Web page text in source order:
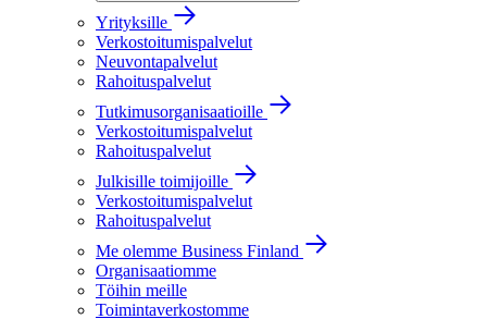
Yrityksille
Verkostoitumispalvelut
Neuvontapalvelut
Rahoituspalvelut
Tutkimusorganisaatioille
Verkostoitumispalvelut
Rahoituspalvelut
Julkisille toimijoille
Verkostoitumispalvelut
Rahoituspalvelut
Me olemme Business Finland
Organisaatiomme
Töihin meille
Toimintaverkostomme